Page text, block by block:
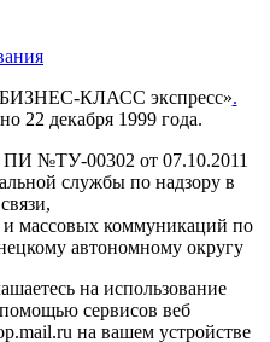
КЛАСС экспресс».
22 декабря 1999 года.
ПИ №ТУ-00302 от 07.10.2011
службы по надзору в
массовых коммуникаций по
автономному округу
на использование
сервисов веб
на вашем устройстве